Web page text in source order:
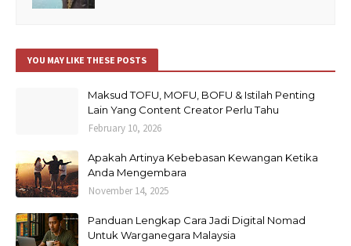
YOU MAY LIKE THESE POSTS
Maksud TOFU, MOFU, BOFU & Istilah Penting
Lain Yang Content Creator Perlu Tahu
February 10, 2026
Apakah Artinya Kebebasan Kewangan Ketika
Anda Mengembara
November 14, 2025
Panduan Lengkap Cara Jadi Digital Nomad
Untuk Warganegara Malaysia